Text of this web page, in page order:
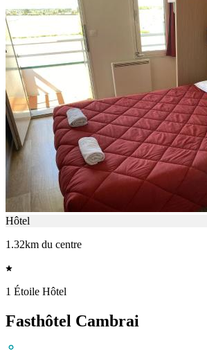
Hôtel
1.32km du centre
1 Étoile Hôtel
Fasthôtel Cambrai